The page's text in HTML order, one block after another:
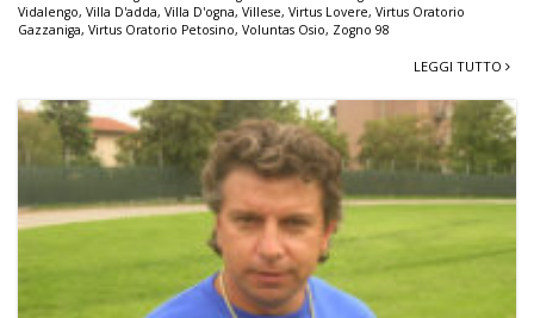
Vidalengo, Villa D'adda, Villa D'ogna, Villese, Virtus Lovere, Virtus Oratorio
Gazzaniga, Virtus Oratorio Petosino, Voluntas Osio, Zogno 98
LEGGI TUTTO